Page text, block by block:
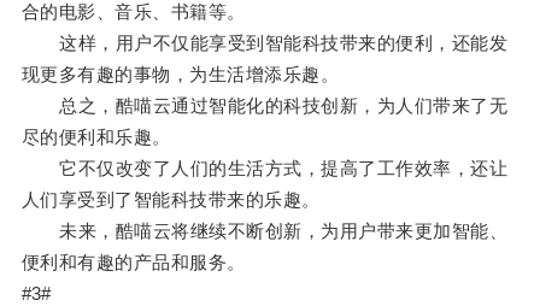
合的电影、音乐、书籍等。
这样，用户不仅能享受到智能科技带来的便利，还能发
现更多有趣的事物，为生活增添乐趣。
总之，酷喵云通过智能化的科技创新，为人们带来了无
尽的便利和乐趣。
它不仅改变了人们的生活方式，提高了工作效率，还让
人们享受到了智能科技带来的乐趣。
未来，酷喵云将继续不断创新，为用户带来更加智能、
便利和有趣的产品和服务。
#3#